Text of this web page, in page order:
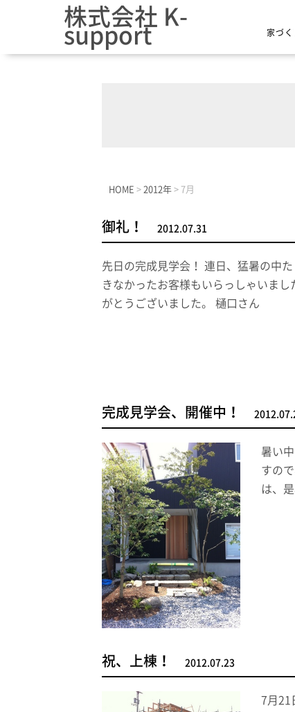
株式会社 K-
support 家づ
HOME > 2012年 > 7月
御礼！ 2012.07.31
先日の完成見学会！ 連日、猛暑の中
きなかったお客様もいらっしゃいま
がとうございました。 樋口さん
完成見学会、開催中！
暑い
すの
は、
祝、上棟！ 2012.07.23
7月21